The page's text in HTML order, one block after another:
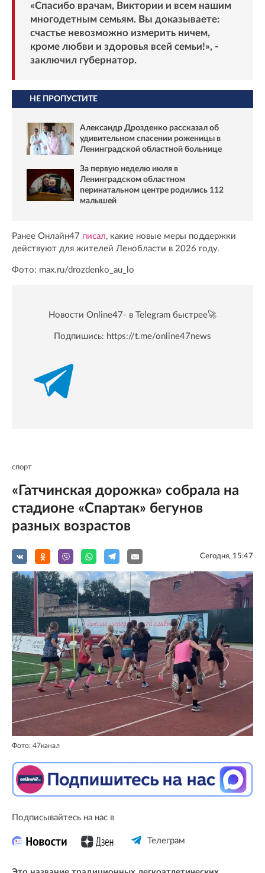
«Спасибо врачам, Виктории и всем нашим
многодетным семьям. Вы доказываете:
счастье невозможно измерить ничем,
кроме любви и здоровья всей семьи!», -
заключил губернатор.
НЕ ПРОПУСТИТЕ
Александр Дрозденко рассказал об
удивительном спасении роженицы в
Ленинградской областной больнице
За первую неделю июля в
Ленинградском областном
перинатальном центре родились 112
малышей
Ранее Онлайн47 писал, какие новые меры поддержки
действуют для жителей Ленобласти в 2026 году.
Фото: max.ru/drozdenko_au_lo
Новости Online47- в Telegram быстрее🚀
Подпишись: https://t.me/online47news
спорт
«Гатчинская дорожка» собрала на
стадионе «Спартак» бегунов
разных возрастов
Сегодня, 15:47
Фото: 47канал
Подписывайтесь на нас в
Телеграм